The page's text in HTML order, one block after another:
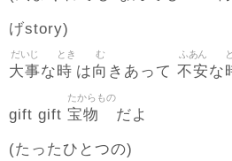
げstory)
大事
だいじ
な時
とき
は向
む
きあって 不安
ふあん
な
gift gift 宝物
たからもの
だよ
(たったひとつの)